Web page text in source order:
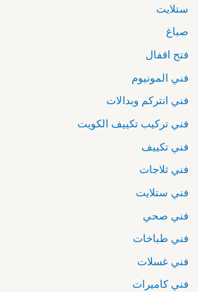
ستلايت
صباغ
فتح اقفال
فني المونيوم
فني انتركم وبدالات
فني تركيب تكييف الكويت
فني تكييف
فني ثلاجات
فني ستلايت
فني صحي
فني طباخات
فني غسلات
فني كاميرات